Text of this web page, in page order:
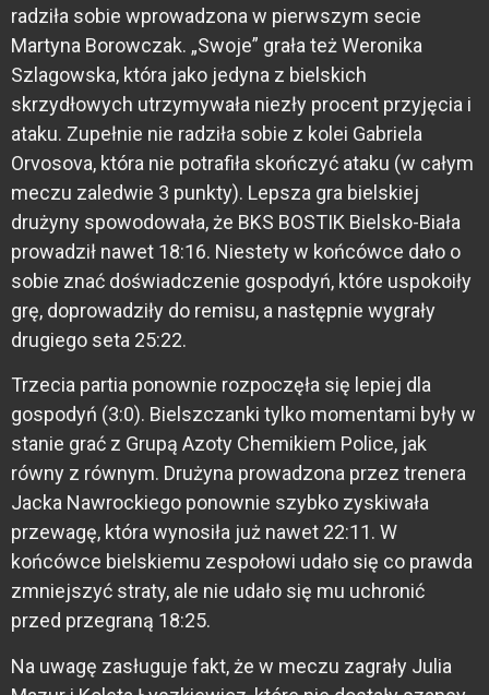
radziła sobie wprowadzona w pierwszym secie
Martyna Borowczak. „Swoje” grała też Weronika
Szlagowska, która jako jedyna z bielskich
skrzydłowych utrzymywała niezły procent przyjęcia i
ataku. Zupełnie nie radziła sobie z kolei Gabriela
Orvosova, która nie potrafiła skończyć ataku (w całym
meczu zaledwie 3 punkty). Lepsza gra bielskiej
drużyny spowodowała, że BKS BOSTIK Bielsko-Biała
prowadził nawet 18:16. Niestety w końcówce dało o
sobie znać doświadczenie gospodyń, które uspokoiły
grę, doprowadziły do remisu, a następnie wygrały
drugiego seta 25:22.
Trzecia partia ponownie rozpoczęła się lepiej dla
gospodyń (3:0). Bielszczanki tylko momentami były w
stanie grać z Grupą Azoty Chemikiem Police, jak
równy z równym. Drużyna prowadzona przez trenera
Jacka Nawrockiego ponownie szybko zyskiwała
przewagę, która wynosiła już nawet 22:11. W
końcówce bielskiemu zespołowi udało się co prawda
zmniejszyć straty, ale nie udało się mu uchronić
przed przegraną 18:25.
Na uwagę zasługuje fakt, że w meczu zagrały Julia